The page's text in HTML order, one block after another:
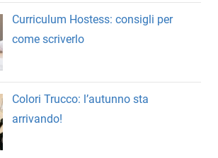
Curriculum Hostess: consigli per
come scriverlo
Colori Trucco: l’autunno sta
arrivando!